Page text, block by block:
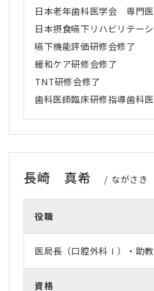
日本老年歯科医学会 専門
日本摂食嚥下リハビリテー
嚥下機能評価研修会修了
緩和ケア研修会修了
TNT研修会修了
歯科医師臨床研修指導歯科医
長崎 真希 ながさ
役職
医局長（口腔外科Ⅰ）・助
資格